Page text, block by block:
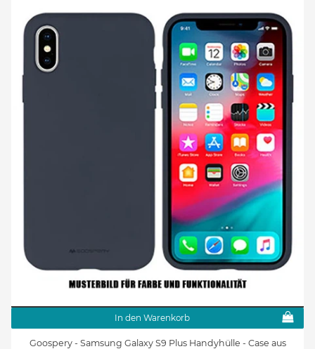
In den Warenkorb
Goospery - Samsung Galaxy S9 Plus Handyhülle - Case aus